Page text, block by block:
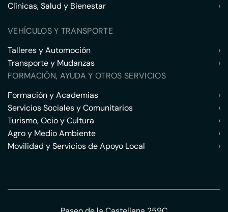
Clínicas, Salud y Bienestar
›
VEHÍCULOS Y TRANSPORTE
Talleres y Automoción
›
Transporte y Mudanzas
›
FORMACIÓN, AYUDA Y OTROS SERVICIOS
Formación y Academias
›
Servicios Sociales y Comunitarios
›
Turismo, Ocio y Cultura
›
Agro y Medio Ambiente
›
Movilidad y Servicios de Apoyo Local
›